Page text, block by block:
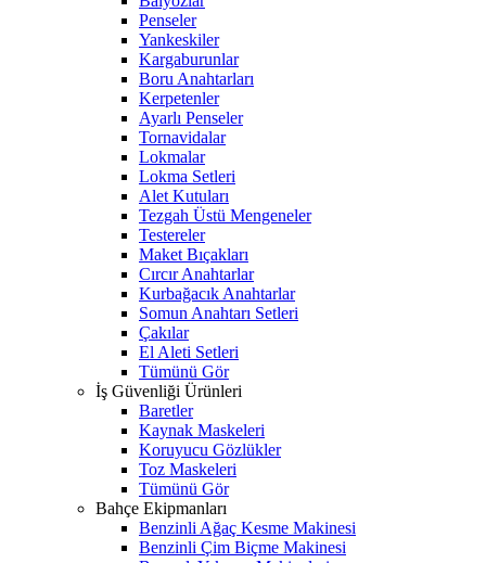
Penseler
Yankeskiler
Kargaburunlar
Boru Anahtarları
Kerpetenler
Ayarlı Penseler
Tornavidalar
Lokmalar
Lokma Setleri
Alet Kutuları
Tezgah Üstü Mengeneler
Testereler
Maket Bıçakları
Cırcır Anahtarlar
Kurbağacık Anahtarlar
Somun Anahtarı Setleri
Çakılar
El Aleti Setleri
Tümünü Gör
İş Güvenliği Ürünleri
Baretler
Kaynak Maskeleri
Koruyucu Gözlükler
Toz Maskeleri
Tümünü Gör
Bahçe Ekipmanları
Benzinli Ağaç Kesme Makinesi
Benzinli Çim Biçme Makinesi